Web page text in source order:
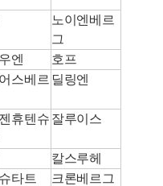
노이엔베르
그
엔
호프
스베르 딜링엔
휴텐슈 잘루이스
칼스루헤
타트
크론베르그